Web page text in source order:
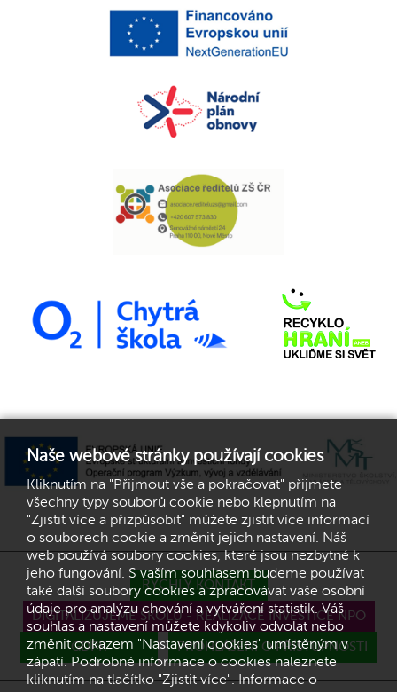
RYCHLÝ KONTAKT
DIGITALIZUJEME ŠKOLU - REALIZACE INVESTICE NPO
GDPR PROHLÁŠENÍ O PŘÍSTUPNOSTI
Naše webové stránky používají cookies
Kliknutím na "Přijmout vše a pokračovat" přijmete
všechny typy souborů cookie nebo klepnutím na
"Zjistit více a přizpůsobit" můžete zjistit více informací
o souborech cookie a změnit jejich nastavení. Náš
web používá soubory cookies, které jsou nezbytné k
jeho fungování. S vaším souhlasem budeme používat
také další soubory cookies a zpracovávat vaše osobní
údaje pro analýzu chování a vytváření statistik. Váš
souhlas a nastavení můžete kdykoliv odvolat nebo
změnit odkazem "Nastavení cookies" umístěným v
zápatí. Podrobné informace o cookies naleznete
kliknutím na tlačítko "Zjistit více". Informace o